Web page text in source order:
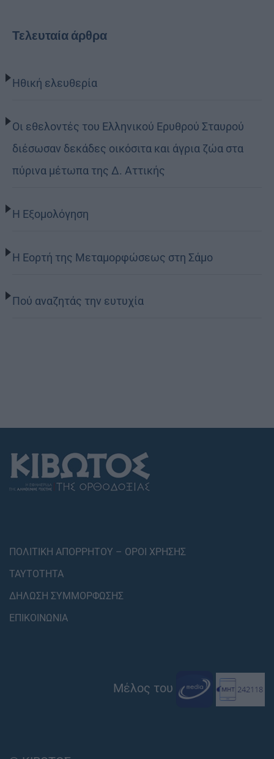
Τελευταία άρθρα
Ηθική ελευθερία
Οι εθελοντές του Ελληνικού Ερυθρού Σταυρού
διέσωσαν δεκάδες οικόσιτα και άγρια ζώα στα
πύρινα μέτωπα της Δ. Αττικής
Η Εξομολόγηση
Η Εορτή της Μεταμορφώσεως στη Σάμο
Πού αναζητάς την ευτυχία
ΠΟΛΙΤΙΚΗ ΑΠΟΡΡΗΤΟΥ – ΟΡΟΙ ΧΡΗΣΗΣ
ΤΑΥΤΟΤΗΤΑ
ΔΗΛΩΣΗ ΣΥΜΜΟΡΦΩΣΗΣ
ΕΠΙΚΟΙΝΩΝΙΑ
Μέλος του